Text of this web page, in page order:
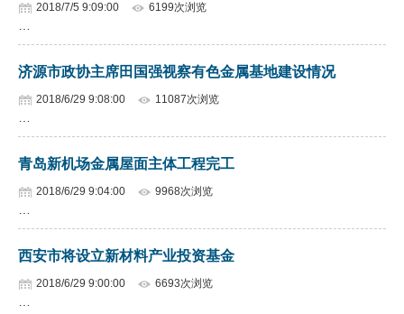
2018/7/5 9:09:00 6199次浏览
济源市政协主席田国强视察有色金属基地建设情况
2018/6/29 9:08:00 11087次浏览
青岛新机场金属屋面主体工程完工
2018/6/29 9:04:00 9968次浏览
西安市将设立新材料产业投资基金
2018/6/29 9:00:00 6693次浏览